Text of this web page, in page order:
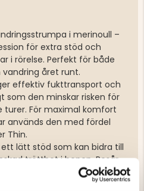
i merinoull –
för extra stöd och
i rörelse. Perfekt för både
året runt.
effektiv fukttransport och
som den minskar risken för
turer. För maximal komfort
används den med fördel
Thin.
lätt stöd som kan bidra till
trötthet i benen. Resår
att strumpan sitter på